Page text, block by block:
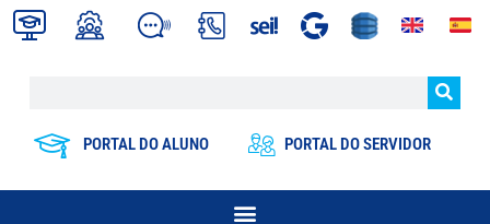
PORTAL DO ALUNO PORTAL DO SERVIDOR